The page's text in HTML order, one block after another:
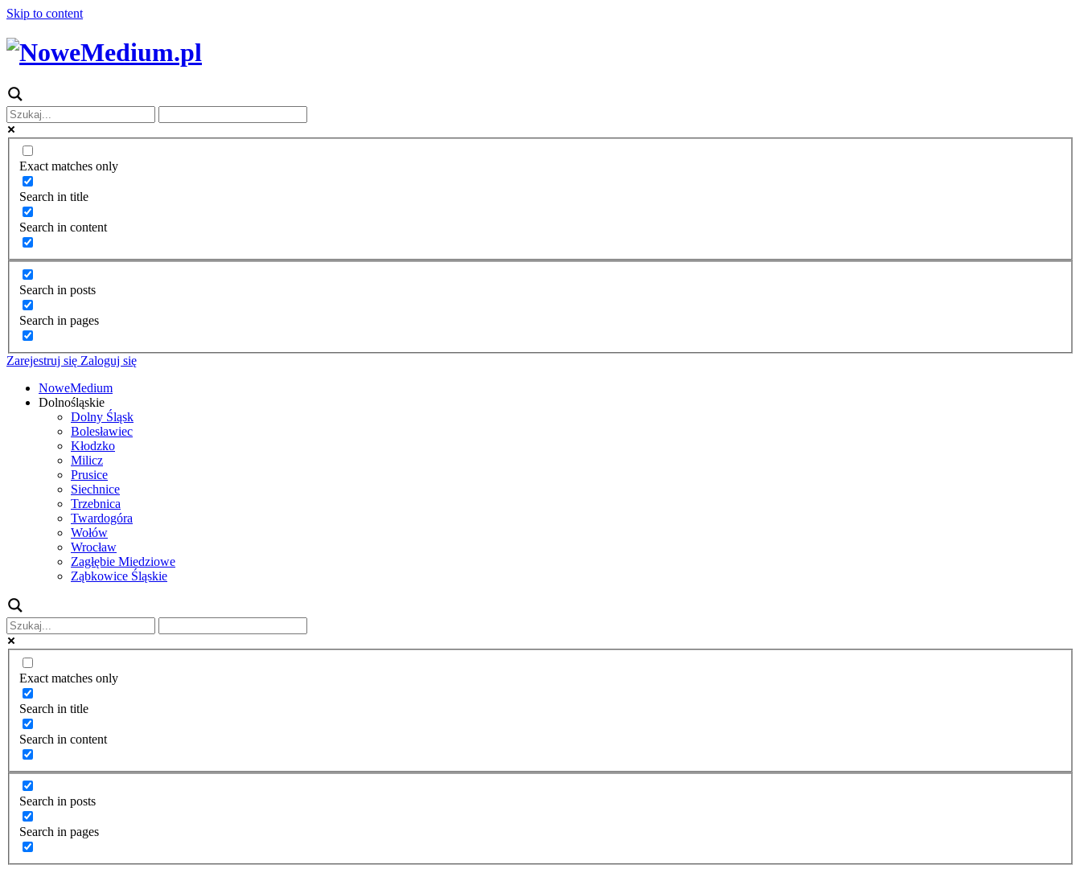
Skip to content
Exact matches only
Search in title
Search in content
Search in posts
Search in pages
Zarejestruj się Zaloguj się
NoweMedium
Dolnośląskie
Dolny Śląsk
Bolesławiec
Kłodzko
Milicz
Prusice
Siechnice
Trzebnica
Twardogóra
Wołów
Wrocław
Zagłębie Miedziowe
Ząbkowice Śląskie
Exact matches only
Search in title
Search in content
Search in posts
Search in pages